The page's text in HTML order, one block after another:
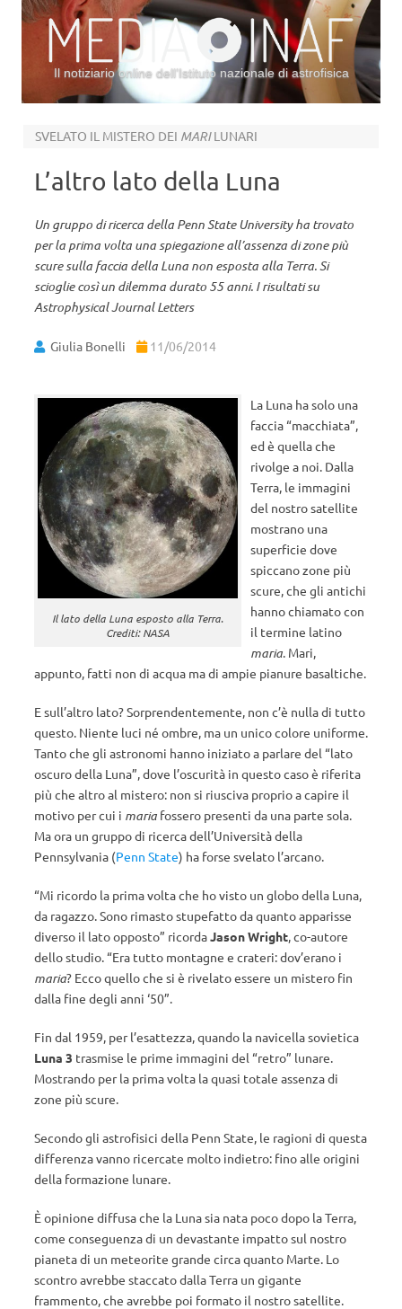
Il notiziario online dell’Istituto nazionale di astrofisica
SVELATO IL MISTERO DEI MARILUNARI
L’altro lato della Luna
Un gruppo di ricerca della Penn State University ha trovato
per la prima volta una spiegazione all’assenza di zone più
scure sulla faccia della Luna non esposta alla Terra. Si
scioglie così un dilemma durato 55 anni. I risultati su
Astrophysical Journal Letters
Giulia Bonelli 11/06/2014
Il lato della Luna esposto alla Terra.
Crediti: NASA
La Luna ha solo una
faccia “macchiata”,
ed è quella che
rivolge a noi. Dalla
Terra, le immagini
del nostro satellite
mostrano una
superficie dove
spiccano zone più
scure, che gli antichi
hanno chiamato con
il termine latino
maria. Mari,
appunto, fatti non di acqua ma di ampie pianure basaltiche.
E sull’altro lato? Sorprendentemente, non c’è nulla di tutto
questo. Niente luci né ombre, ma un unico colore uniforme.
Tanto che gli astronomi hanno iniziato a parlare del “lato
oscuro della Luna”, dove l’oscurità in questo caso è riferita
più che altro al mistero: non si riusciva proprio a capire il
motivo per cui i maria fossero presenti da una parte sola.
Ma ora un gruppo di ricerca dell’Università della
Pennsylvania (Penn State) ha forse svelato l’arcano.
“Mi ricordo la prima volta che ho visto un globo della Luna,
da ragazzo. Sono rimasto stupefatto da quanto apparisse
diverso il lato opposto” ricordaJason Wright, co-autore
dello studio. “Era tutto montagne e crateri: dov’erano i
maria? Ecco quello che si è rivelato essere un mistero fin
dalla fine degli anni ‘50”.
Fin dal 1959, per l’esattezza, quando la navicella sovietica
Luna 3 trasmise le prime immagini del “retro” lunare.
Mostrando per la prima volta la quasi totale assenza di
zone più scure.
Secondo gli astrofisici della Penn State, le ragioni di questa
differenza vanno ricercate molto indietro: fino alle origini
della formazione lunare.
È opinione diffusa che la Luna sia nata poco dopo la Terra,
come conseguenza di un devastante impatto sul nostro
pianeta di un meteorite grande circa quanto Marte. Lo
scontro avrebbe staccato dalla Terra un gigante
frammento, che avrebbe poi formato il nostro satellite.